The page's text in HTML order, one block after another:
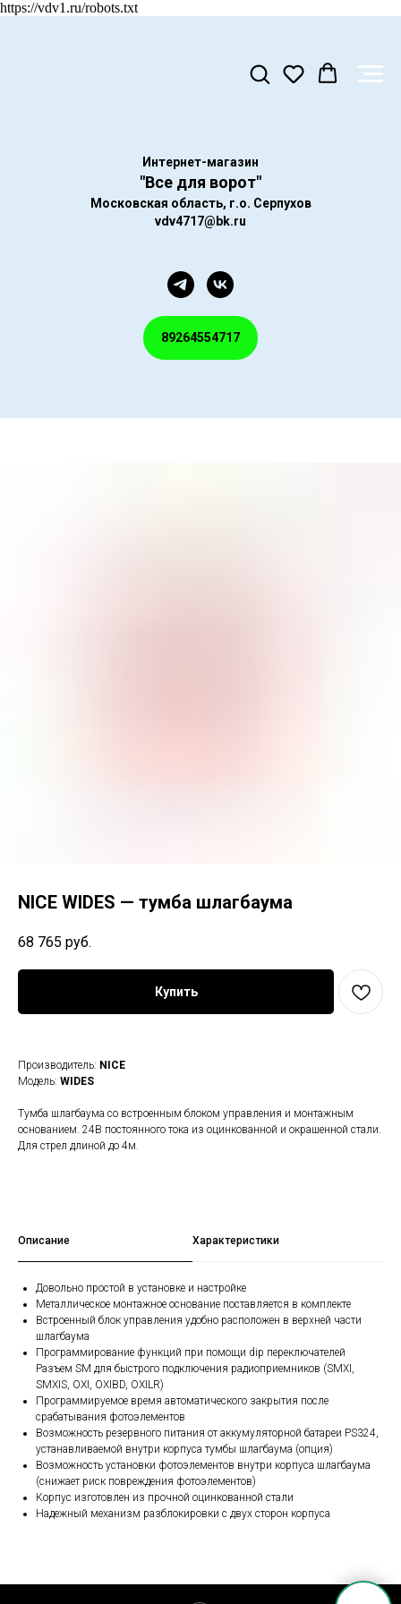
https://vdv1.ru/robots.txt
Интернет-магазин
"Все для ворот"
Московская область, г.о. Серпухов
vdv4717@bk.ru
89264554717
NICE WIDES — тумба шлагбаума
68 765 руб.
Купить
Производитель: NICE
Модель: WIDES
Тумба шлагбаума со встроенным блоком управления и монтажным
основанием. 24В постоянного тока из оцинкованной и окрашенной стали.
Для стрел длиной до 4м.
Описание Характеристики
Довольно простой в установке и настройке
Металлическое монтажное основание поставляется в комплекте
Встроенный блок управления удобно расположен в верхней части
шлагбаума
Программирование функций при помощи diр переключателей
Разъем SM для быстрого подключения радиоприемников (SMXI,
SMXIS, OXI, OXIBD, OXILR)
Программируемое время автоматического закрытия после
срабатывания фотоэлементов
Возможность резервного питания от аккумуляторной батареи PS324,
устанавливаемой внутри корпуса тумбы шлагбаума (опция)
Возможность установки фотоэлементов внутри корпуса шлагбаума
(снижает риск повреждения фотоэлементов)
Корпус изготовлен из прочной оцинкованной стали
Надежный механизм разблокировки с двух сторон корпуса